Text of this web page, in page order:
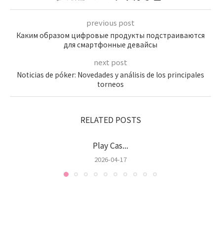
previous post
Каким образом цифровые продукты подстраиваются
для смартфонные девайсы
next post
Noticias de póker: Novedades y análisis de los principales
torneos
RELATED POSTS
Play Cas...
2026-04-17